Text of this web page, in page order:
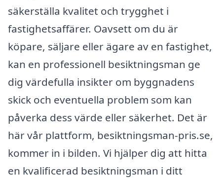
säkerställa kvalitet och trygghet i
fastighetsaffärer. Oavsett om du är
köpare, säljare eller ägare av en fastighet,
kan en professionell besiktningsman ge
dig värdefulla insikter om byggnadens
skick och eventuella problem som kan
påverka dess värde eller säkerhet. Det är
här vår plattform, besiktningsman-pris.se,
kommer in i bilden. Vi hjälper dig att hitta
en kvalificerad besiktningsman i ditt